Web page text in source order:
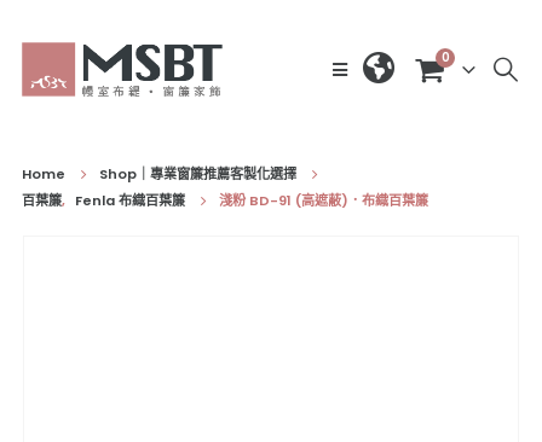
0
Home
Shop｜專業窗簾推薦客製化選擇
百葉簾, Fenla 布織百葉簾 淺粉 BD-91 (高遮蔽)．布織百葉簾